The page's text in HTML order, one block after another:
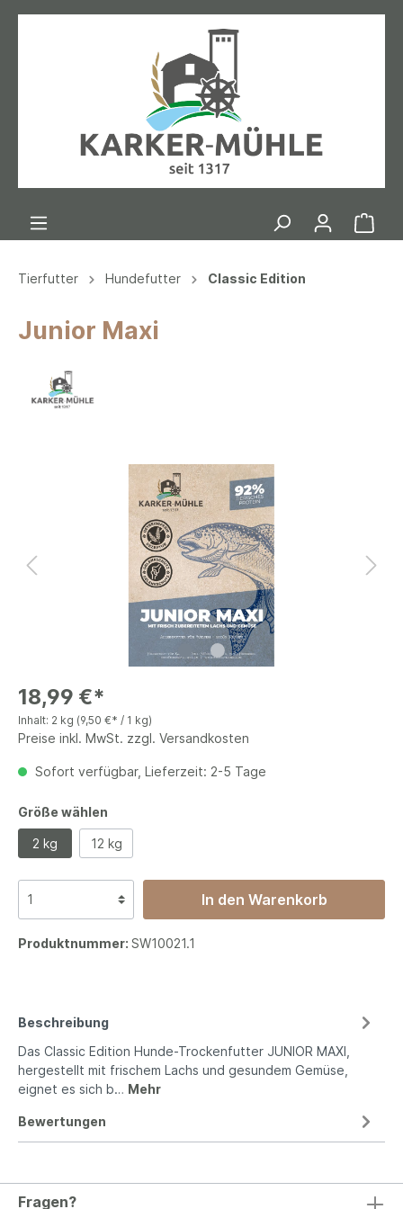
Tierfutter Hundefutter Classic Edition
Junior Maxi
18,99 €*
Inhalt: 2 kg (9,50 €* / 1 kg)
Preise inkl. MwSt. zzgl. Versandkosten
Sofort verfügbar, Lieferzeit: 2-5 Tage
Größe wählen
2 kg 12 kg
In den Warenkorb
Produktnummer: SW10021.1
Beschreibung
Das Classic Edition Hunde-Trockenfutter JUNIOR MAXI,
hergestellt mit frischem Lachs und gesundem Gemüse,
eignet es sich b… Mehr
Bewertungen
Fragen?